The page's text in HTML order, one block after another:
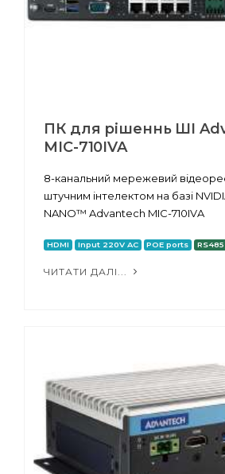
ПК для рішеннь ШІ
MIC-710IVA
8-канальний мережевий
штучним інтелектом на базі
NANO™ Advantech MIC-710IVA
HDMI Input 220V AC POE ports RS485
ЧИТАТИ ДАЛІ...